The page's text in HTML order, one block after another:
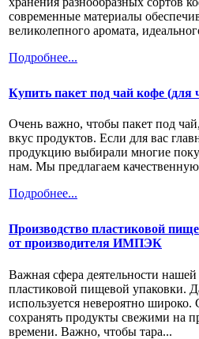
современные материалы
великолепного аромата,
Подробнее...
Купить пакет под чай кофе (для
Очень важно, чтобы пакет под
вкус продуктов. Если для вас
продукцию выбирали многие
нам. Мы предлагаем
Подробнее...
Производство пластиковой
от производителя ИМПЭК
Важная сфера деятельности
пластиковой пищевой упаковки.
используется невероятно
сохранять продукты свежими на
времени. Важно, чтобы тара...